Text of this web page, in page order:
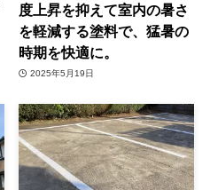
度上昇を抑えて室内の暑さ
を軽減する塗料で、猛暑の
時期を快適に。
2025年5月19日